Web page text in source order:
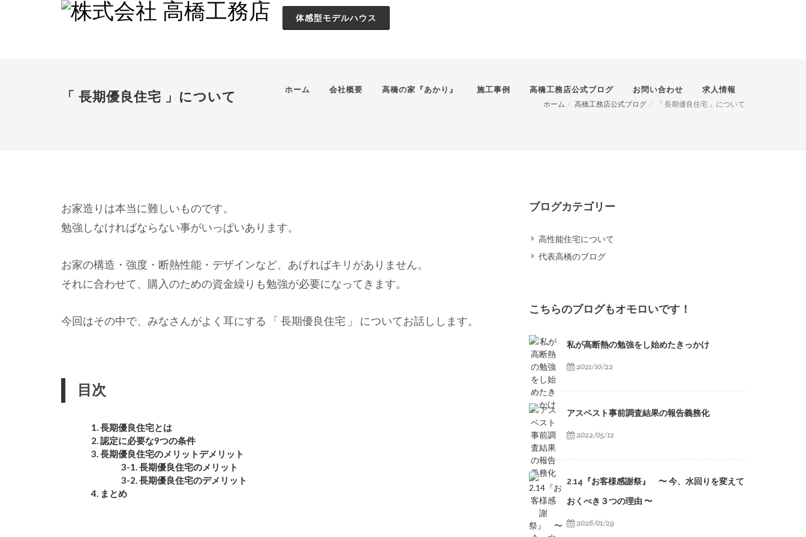
ホーム 会社概要 高橋の家『あかり』 施工事例 高橋工務店公式ブログ お問い合わせ 求人情報
体感型モデルハウス
「 長期優良住宅 」について ホーム 高橋工務店公式ブログ 「 長期優良住宅 」について
お家造りは本当に難しいものです。
勉強しなければならない事がいっぱいあります。
お家の構造・強度・断熱性能・デザインなど、あげればキリがありません。
それに合わせて、購入のための資金繰りも勉強が必要になってきます。
今回はその中で、みなさんがよく耳にする 「 長期優良住宅 」 についてお話しします。
目次
1. 長期優良住宅とは
2. 認定に必要な9つの条件
3. 長期優良住宅のメリットデメリット
3-1. 長期優良住宅のメリット
3-2. 長期優良住宅のデメリット
4. まとめ
ブログカテゴリー
高性能住宅について
代表高橋のブログ
こちらのブログもオモロいです！
私が高断熱の勉強をし始めたきっかけ
2021/10/22
アスベスト事前調査結果の報告義務化
2022/05/12
2.14『お客様感謝祭』 〜 今、水回りを変えて
おくべき３つの理由 〜
2026/01/29